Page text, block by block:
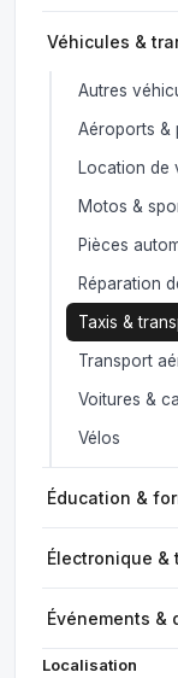
Véhicules &
Autres
Aéroports &
Location de
Motos &
Pièces
Réparation
Taxis &
Transport
Voitures &
Vélos
Éducation &
Électronique &
Événements &
Localisation